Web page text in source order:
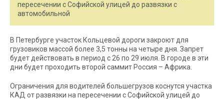
пересечении с Софийской улицей до развязки с
автомобильной
В Петербурге участок Кольцевой дороги закроют для
грузовиков массой более 3,5 тонны на четыре дня. Запрет
будет действовать в период с 26 по 29 июля. В городе в эти
дни будет проходить второй саммит Россия – Африка.
Ограничения для водителей большегрузов коснутся участка
КАД от развязки на пересечении с Софийской улицей до